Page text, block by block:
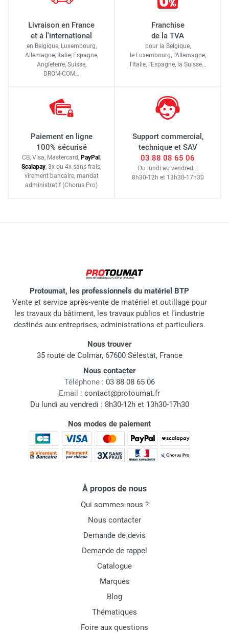
Livraison en France
et à l'international
en Belgique, Luxembourg,
Allemagne, Italie, Espagne,
Angleterre, Suisse,
DROM-COM…
Franchise
de la TVA
pour la Belgique,
le Luxembourg, l'Allemagne,
l'Italie, l'Espagne, la Suisse…
Paiement en ligne
100% sécurisé
CB, Visa, Mastercard, PayPal ,
Scalapay, 3x ou 4x sans frais,
virement bancaire, mandat
administratif (Chorus Pro)
Support commercial,
technique et SAV
03 88 08 65 06
Du lundi au vendredi :
8h30-12h et 13h30-17h30
Protoumat, les professionnels du matériel BTP
Vente et service après-vente de matériel et outillage pour
les travaux du bâtiment, les travaux publics et l'industrie
destinés aux entreprises, administrations et particuliers.
Nous trouver
35 route de Colmar, 67600 Sélestat, France
Nous contacter
Téléphone : 03 88 08 65 06
Email : contact@protoumat.fr
Du lundi au vendredi : 8h30-12h et 13h30-17h30
Nos modes de paiement
À propos de nous
Qui sommes-nous ?
Nous contacter
Demande de devis
Demande de rappel
Catalogue
Marques
Blog
Thématiques
Foire aux questions